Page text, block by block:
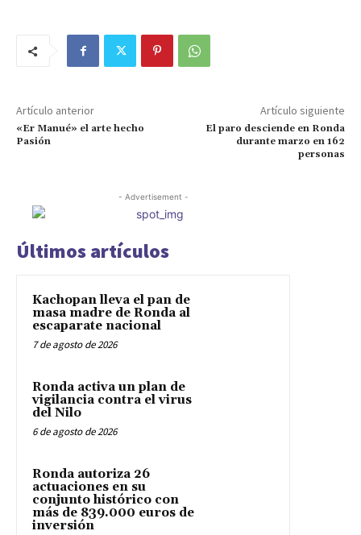
Artículo anterior
«Er Manué» el arte hecho
Pasión
Artículo siguiente
El paro desciende en Ronda
durante marzo en 162
personas
- Advertisement -
Últimos artículos
Kachopan lleva el pan de
masa madre de Ronda al
escaparate nacional
7 de agosto de 2026
Ronda activa un plan de
vigilancia contra el virus
del Nilo
6 de agosto de 2026
Ronda autoriza 26
actuaciones en su
conjunto histórico con
más de 839.000 euros de
inversión